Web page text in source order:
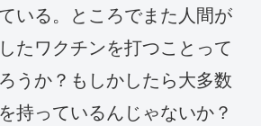
いる。ところでまた人間が
たワクチンを打つことって
うか？もしかしたら大多数
持っているんじゃないか？